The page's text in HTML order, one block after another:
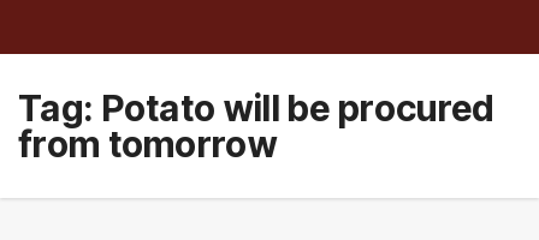
Tag: Potato will be procured
from tomorrow